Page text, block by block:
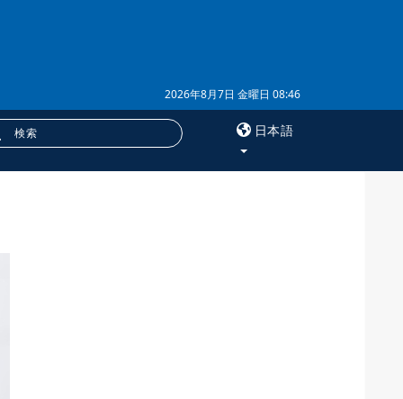
2026年8月7日 金曜日 08:46
日本語